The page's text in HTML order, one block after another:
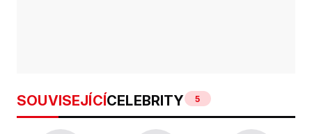
SOUVISEJÍCÍCELEBRITY 5